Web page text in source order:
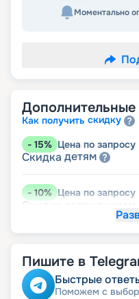
Моментально
Дополнительные
Как получить скидку
- 15% Цена по запросу
Скидка детям
-10% Цена по запросу
Скидка сотрудникам
Скидка пенсионерам
Пишите в
Быстрые
Поможем с